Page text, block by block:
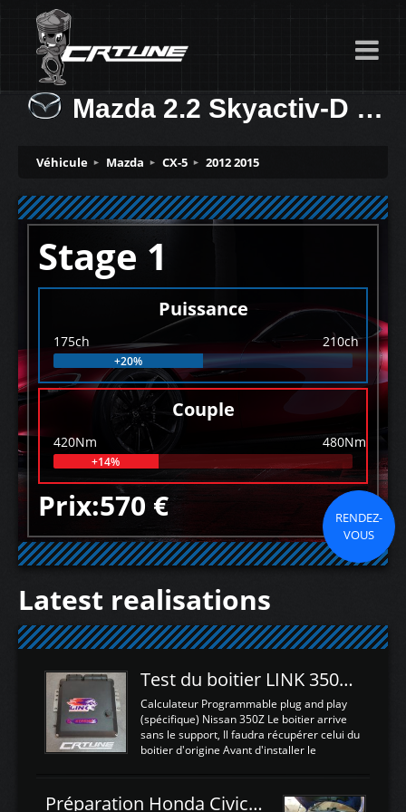
Mazda 2.2 Skyactiv-D 175ch
Véhicule Mazda CX-5 2012 2015
Stage 1
Puissance
175ch 210ch
+20%
Couple
420Nm 480Nm
+14%
Prix:570 €
RENDEZ-
VOUS
Latest realisations
Test du boitier LINK 350Z Plugin ECU
Calculateur Programmable plug and play
(spécifique) Nissan 350Z Le boitier arrive
sans le support, Il faudra récupérer celui du
boitier d'origine Avant d'installer le
d'envoyer l'information de la large bande
Préparation Honda Civic Type R FK2